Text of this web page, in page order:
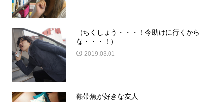
（ちくしょう・・・！今助けに行くから
な・・・！）
2019.03.01
熱帯魚が好きな友人